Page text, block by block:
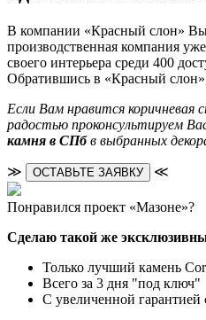
В компании «Красный слон» Вы
производственная компания
своего интерьера среди 400
Обратившись в «Красный
Если Вам нравится коричневая
радостью проконсультируем
камня в СПбв выбранных
≫ ОСТАВЬТЕ ЗАЯВКУ ≪
Понравился проект «Мазоне»?
Сделаю такой же
Только лучший камень
Всего за 3 дня "под ключ"
С увеличенной гарантией